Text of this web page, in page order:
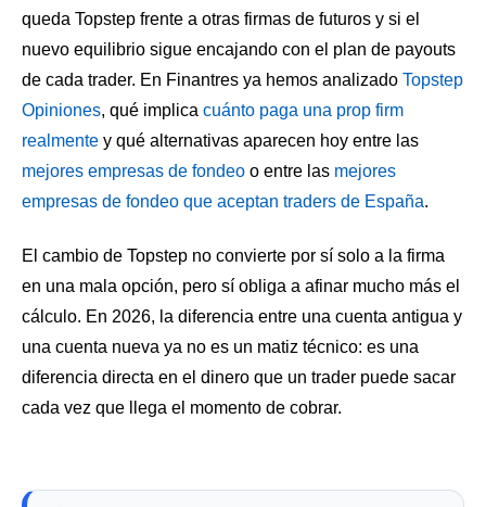
queda Topstep frente a otras firmas de futuros y si el
nuevo equilibrio sigue encajando con el plan de payouts
de cada trader. En Finantres ya hemos analizado Topstep
Opiniones, qué implica cuánto paga una prop firm
realmente y qué alternativas aparecen hoy entre las
mejores empresas de fondeo o entre las mejores
empresas de fondeo que aceptan traders de España.
El cambio de Topstep no convierte por sí solo a la firma
en una mala opción, pero sí obliga a afinar mucho más el
cálculo. En 2026, la diferencia entre una cuenta antigua y
una cuenta nueva ya no es un matiz técnico: es una
diferencia directa en el dinero que un trader puede sacar
cada vez que llega el momento de cobrar.